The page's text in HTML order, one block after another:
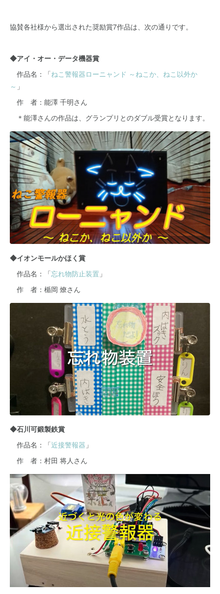
協賛各社様から選出された奨励賞7作品は、次の通りです。
◆アイ・オー・データ機器賞
作品名：「ねこ警報器ローニャンド ～ねこか、ねこ以外か
～ 」
作 者：能澤 千明さん
＊能澤さんの作品は、グランプリとのダブル受賞となります。
◆イオンモールかほく賞
作品名：「忘れ物防止装置 」
作 者：楯岡 燎さん
◆石川可鍛製鉄賞
作品名：「近接警報器 」
作 者：村田 将人さん